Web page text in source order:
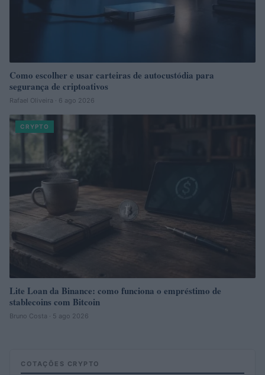
Como escolher e usar carteiras de autocustódia para
segurança de criptoativos
Rafael Oliveira · 6 ago 2026
CRYPTO
Lite Loan da Binance: como funciona o empréstimo de
stablecoins com Bitcoin
Bruno Costa · 5 ago 2026
COTAÇÕES CRYPTO